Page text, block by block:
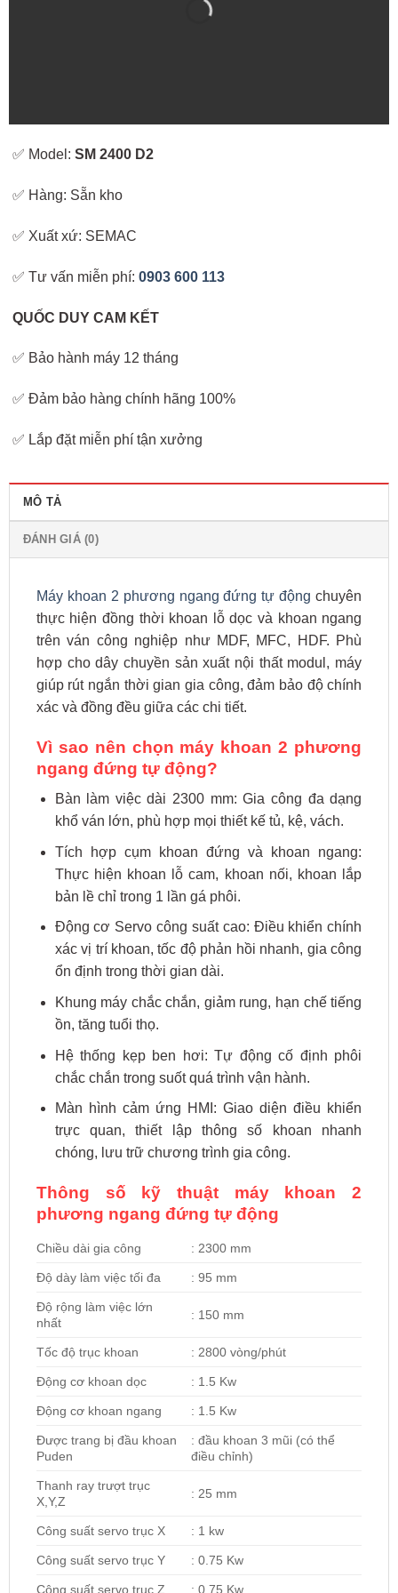
✅ Model:SM 2400 D2
✅ Hàng: Sẵn kho
✅ Xuất xứ: SEMAC
✅ Tư vấn miễn phí:0903 600 113
QUỐC DUY CAM KẾT
✅ Bảo hành máy 12 tháng
✅ Đảm bảo hàng chính hãng 100%
✅ Lắp đặt miễn phí tận xưởng
MÔ TẢ
ĐÁNH GIÁ (0)
Máy khoan 2 phương ngang đứng tự động chuyên
thực hiện đồng thời khoan lỗ dọc và khoan ngang
trên ván công nghiệp như MDF, MFC, HDF. Phù
hợp cho dây chuyền sản xuất nội thất modul, máy
giúp rút ngắn thời gian gia công, đảm bảo độ chính
xác và đồng đều giữa các chi tiết.
Vì sao nên chọn máy khoan 2 phương
ngang đứng tự động?
Bàn làm việc dài 2300 mm: Gia công đa dạng
khổ ván lớn, phù hợp mọi thiết kế tủ, kệ, vách.
Tích hợp cụm khoan đứng và khoan ngang:
Thực hiện khoan lỗ cam, khoan nối, khoan lắp
bản lề chỉ trong 1 lần gá phôi.
Động cơ Servo công suất cao: Điều khiển chính
xác vị trí khoan, tốc độ phản hồi nhanh, gia công
ổn định trong thời gian dài.
Khung máy chắc chắn, giảm rung, hạn chế tiếng
ồn, tăng tuổi thọ.
Hệ thống kẹp ben hơi: Tự động cố định phôi
chắc chắn trong suốt quá trình vận hành.
Màn hình cảm ứng HMI: Giao diện điều khiển
trực quan, thiết lập thông số khoan nhanh
chóng, lưu trữ chương trình gia công.
Thông số kỹ thuật máy khoan 2
phương ngang đứng tự động
Chiều dài gia công : 2300 mm
Độ dày làm việc tối đa : 95 mm
Độ rộng làm việc lớn
nhất
: 150 mm
Tốc độ trục khoan : 2800 vòng/phút
Động cơ khoan dọc : 1.5 Kw
Động cơ khoan ngang : 1.5 Kw
Được trang bị đầu khoan
Puden
: đầu khoan 3 mũi (có thể
điều chỉnh)
Thanh ray trượt trục
X,Y,Z
: 25 mm
Công suất servo trục X : 1 kw
Công suất servo trục Y : 0.75 Kw
Công suất servo trục Z : 0.75 Kw